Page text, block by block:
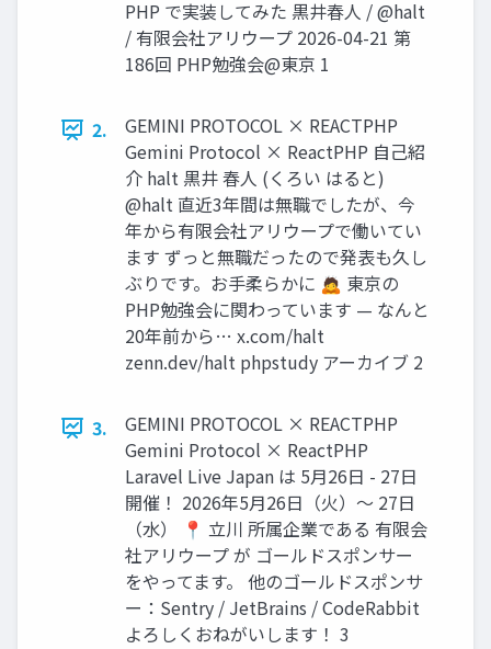
PHP で実装してみた 黒井春人 / @halt
/ 有限会社アリウープ 2026-04-21 第
186回 PHP勉強会@東京 1
2.
GEMINI PROTOCOL × REACTPHP
Gemini Protocol × ReactPHP 自己紹
介 halt 黒井 春人 (くろい はると)
@halt 直近3年間は無職でしたが、今
年から有限会社アリウープで働いてい
ます ずっと無職だったので発表も久し
ぶりです。お手柔らかに 🙇 東京の
PHP勉強会に関わっています — なんと
20年前から… x.com/halt
zenn.dev/halt phpstudy アーカイブ 2
3.
GEMINI PROTOCOL × REACTPHP
Gemini Protocol × ReactPHP
Laravel Live Japan は 5月26日 - 27日
開催！ 2026年5月26日（火）〜 27日
（水） 📍 立川 所属企業である 有限会
社アリウープ が ゴールドスポンサー
をやってます。 他のゴールドスポンサ
ー：Sentry / JetBrains / CodeRabbit
よろしくおねがいします！ 3